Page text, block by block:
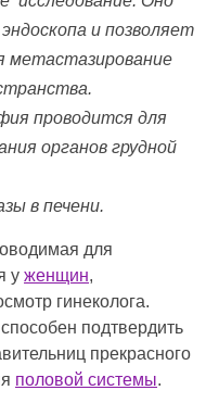
и позволяет
метастазирование
проводится для
органов грудной
в печени.
для
у женщин,
гинеколога.
подтвердить
прекрасного
половой системы.